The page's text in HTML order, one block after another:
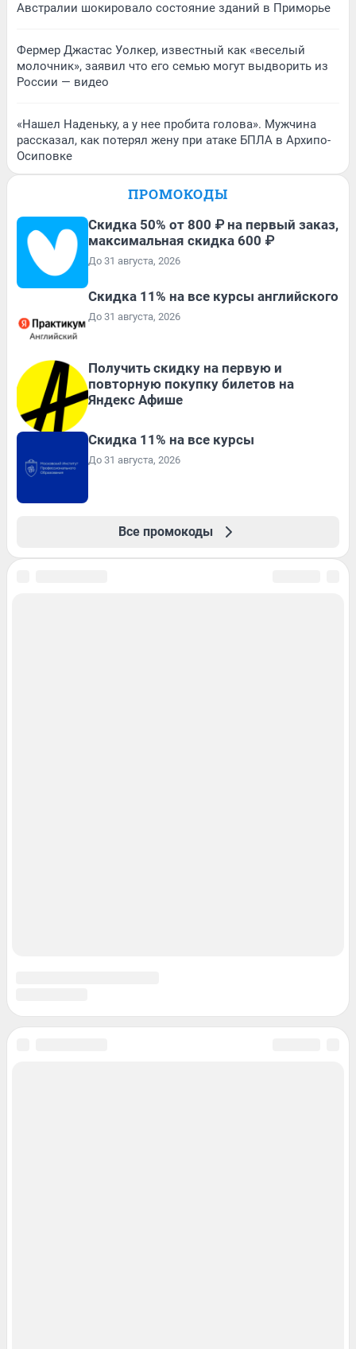
Австралии шокировало состояние зданий в Приморье
Фермер Джастас Уолкер, известный как «веселый
молочник», заявил что его семью могут выдворить из
России — видео
«Нашел Наденьку, а у нее пробита голова». Мужчина
рассказал, как потерял жену при атаке БПЛА в Архипо-
Осиповке
ПРОМОКОДЫ
Скидка 50% от 800 ₽ на первый заказ,
максимальная скидка 600 ₽
До 31 августа, 2026
Скидка 11% на все курсы английского
До 31 августа, 2026
Получить скидку на первую и
повторную покупку билетов на
Яндекс Афише
Скидка 11% на все курсы
До 31 августа, 2026
Все промокоды